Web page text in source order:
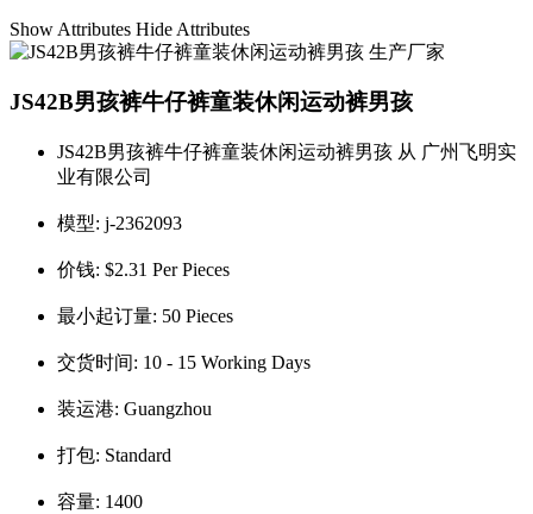
Show Attributes Hide Attributes
JS42B男孩裤牛仔裤童装休闲运动裤男孩
JS42B男孩裤牛仔裤童装休闲运动裤男孩 从 广州飞明实
业有限公司
模型: j-2362093
价钱: $2.31 Per Pieces
最小起订量: 50 Pieces
交货时间: 10 - 15 Working Days
装运港: Guangzhou
打包: Standard
容量: 1400